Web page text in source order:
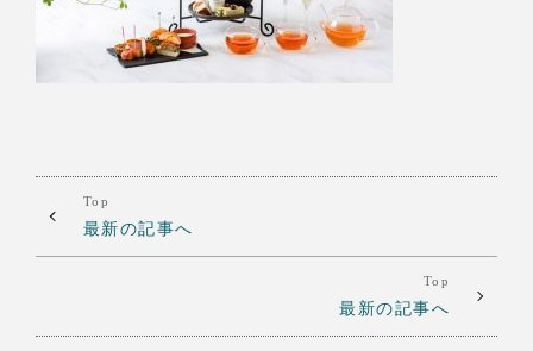
Top
最新の記事へ
Top
最新の記事へ